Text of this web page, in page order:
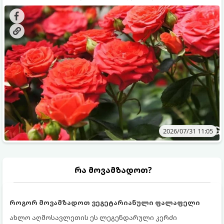
გამოკვება სჭირდებათ. ზაფხულის პერიოდში მცენარის
მოთხოვნილებები იცვლება, ამიტომ მნიშვნელოვანია
ვიცოდეთ, რომელი სასუქები გამოიყენება ამ დროს.
შედეგის მისაღწევად:
2026/07/31 11:05
რა მოვამზადოთ?
როგორ მოვამზადოთ ვეგეტარიანული ფალაფელი
ახლო აღმოსავლეთის ეს ლეგენდარული კერძი